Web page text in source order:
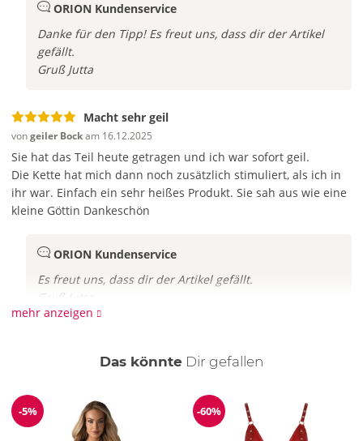
ORION Kundenservice
Danke für den Tipp! Es freut uns, dass dir der Artikel
gefällt.
Gruß Jutta
Macht sehr geil
vongeiler Bockam 16.12.2025
Sie hat das Teil heute getragen und ich war sofort geil.
Die Kette hat mich dann noch zusätzlich stimuliert, als ich in
ihr war. Einfach ein sehr heißes Produkt. Sie sah aus wie eine
kleine Göttin Dankeschön
ORION Kundenservice
Es freut uns, dass dir der Artikel gefällt.
Gruß Jutta
mehr anzeigen
Das könnte Dir auch
gefallen
Reduzierung
-5% Reduzierung
-60%